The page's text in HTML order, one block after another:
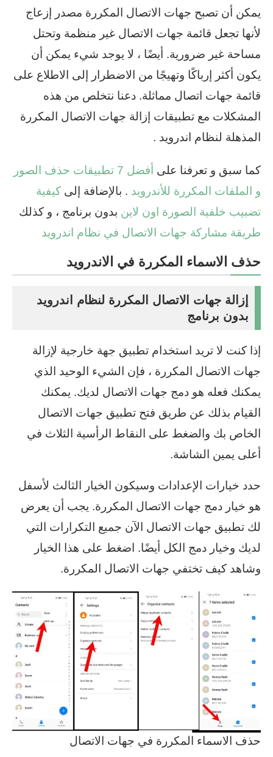
يمكن أن تصبح جهات الاتصال المكررة مصدر إزعاج
لأنها تجعل قائمة جهات الاتصال غير منظمة وتحتل
مساحة غير ضرورية. أيضًا ، لا يوجد شيء يمكن أن
يكون أكثر إرباكًا وتهيجًا من الاضطرار إلى الاطلاع على
قائمة جهات اتصال مماثلة. دعنا نتخلص من هذه
المشكلات مع تطبيقات إزالة جهات الاتصال المكررة
المذهلة لنظام اندرويد .
كما سبق و تعرفنا على
أفضل 7 تطبيقات حذف الصور
و الملفات المكررة للأندرويد . بالإضافة إلى كيفية
تضبيب خلفية الصورة اون لاين بدون برنامج ، و كذلك
طريقة مشاركة جهات الاتصال في نظام اندرويد
حذف الاسماء المكررة في الاندرويد
إزالة جهات الاتصال المكررة لنظام اندرويد
بدون برنامج
إذا كنت لا تريد استخدام تطبيق جهة خارجية لإزالة
جهات الاتصال المكررة ، فإن الشيء الوحيد الذي
يمكنك فعله هو دمج جهات الاتصال لديك. يمكنك
القيام بذلك عن طريق فتح تطبيق جهات الاتصال
الخاص بك والضغط على النقاط الرأسية الثلاث في
أعلى يمين الشاشة.
حدد خيارات الإعدادات وسيكون الخيار الثالث لأسفل
هو خيار دمج جهات الاتصال المكررة. يجب أن يعرض
لك تطبيق جهات الاتصال الآن جميع التكرارات التي
لديك وخيار دمج الكل أيضًا. اضغط على هذا الخيار
وشاهد كيف تختفي جهات الاتصال المكررة.
حذف الاسماء المكررة في جهات الاتصال